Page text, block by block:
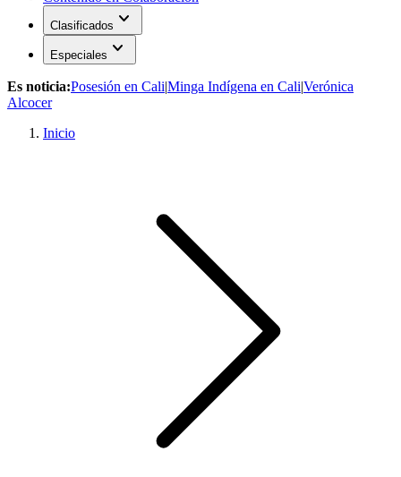
Clasificados expand_more
Especiales expand_more
Es noticia:Posesión en Cali|Minga Indígena en Cali|Verónica
Alcocer
Inicio